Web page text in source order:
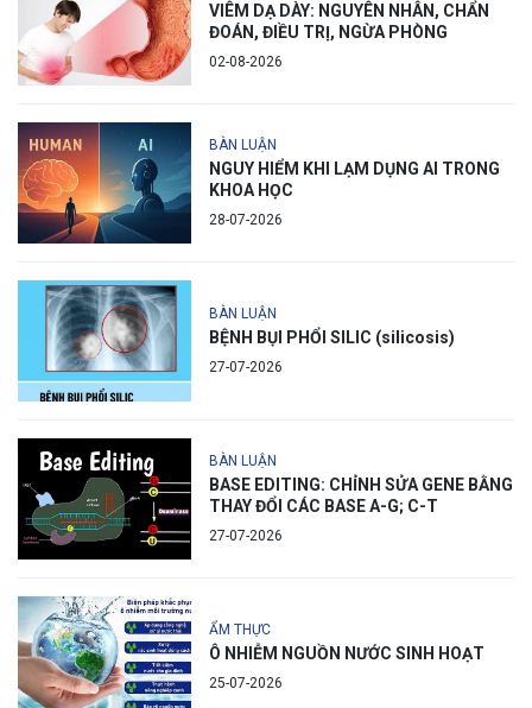
VIÊM DẠ DÀY: NGUYÊN NHÂN, CHẨN
ĐOÁN, ĐIỀU TRỊ, NGỪA PHÒNG
02-08-2026
BÀN LUẬN
NGUY HIỂM KHI LẠM DỤNG AI TRONG
KHOA HỌC
28-07-2026
BÀN LUẬN
BỆNH BỤI PHỔI SILIC (silicosis)
27-07-2026
BÀN LUẬN
BASE EDITING: CHỈNH SỬA GENE BẰNG
THAY ĐỔI CÁC BASE A-G; C-T
27-07-2026
ẨM THỰC
Ô NHIỄM NGUỒN NƯỚC SINH HOẠT
25-07-2026